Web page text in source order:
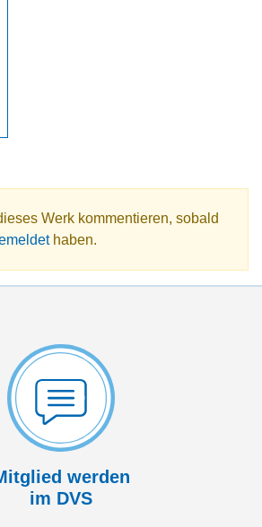
Werk kommentieren, sobald
haben.
werden
im DVS